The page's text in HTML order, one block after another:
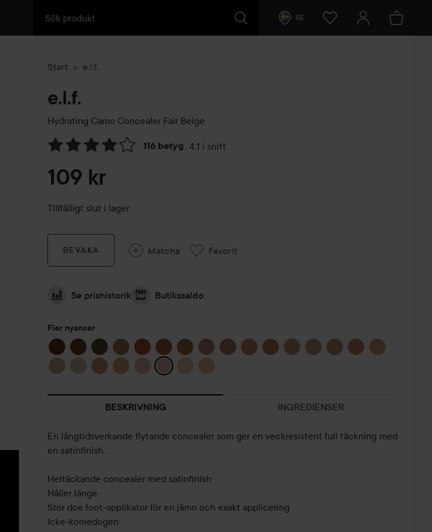
SE
Start e.l.f.
e.l.f.
Hydrating Camo Concealer Fair Beige
116 betyg , 4.1 i snitt
Hoppa till Betyg & kommentarer
109 kr
Tillfälligt slut i lager
BEVAKA Matcha Favorit
Se prishistorik Butikssaldo
Fler nyanser
BESKRIVNING INGREDIENSER
En långtidsverkande flytande concealer som ger en veckresistent full täckning med
en satinfinish.
Heltäckande concealer med satinfinish
Håller länge
Stor doe foot-applikator för en jämn och exakt applicering
Icke-komedogen